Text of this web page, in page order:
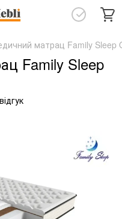
матрац Family Sleep
Family Sleep